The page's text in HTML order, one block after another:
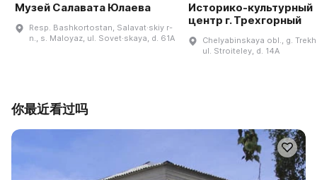
Музей Салавата Юлаева
Resp. Bashkortostan, Salavat·skiy r-
n., s. Maloyaz, ul. Sovet·skaya, d. 61A
Историко-культурный
центр г. Трехгорный
Chelyabinskaya obl., g.
ul. Stroiteley, d. 14A
你最近看过吗